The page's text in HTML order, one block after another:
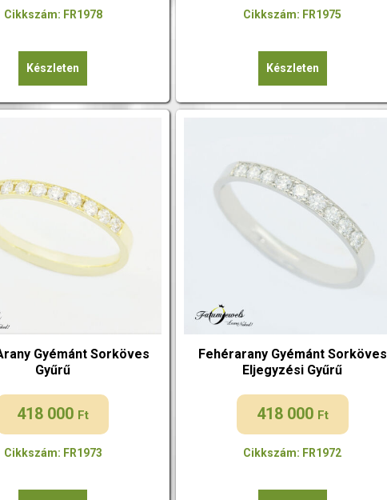
Cikkszám: FR1978
Készleten
Cikkszám: FR1975
Készleten
Gyémánt Sorköves
Gyűrű
418 000 Ft
Cikkszám: FR1973
Fehérarany Gyémánt Sorköves
Eljegyzési Gyűrű
418 000 Ft
Cikkszám: FR1972